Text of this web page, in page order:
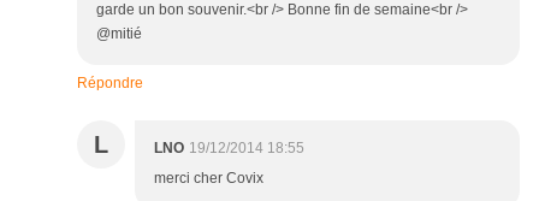
garde un bon souvenir.<br /> Bonne fin de semaine<br />
@mitié
Répondre
L LNO 19/12/2014 18:55
merci cher Covix